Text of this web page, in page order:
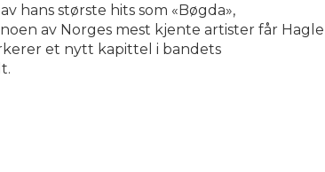
hans største hits som «Bøgda»,
av Norges mest kjente artister får Hagle
et nytt kapittel i bandets